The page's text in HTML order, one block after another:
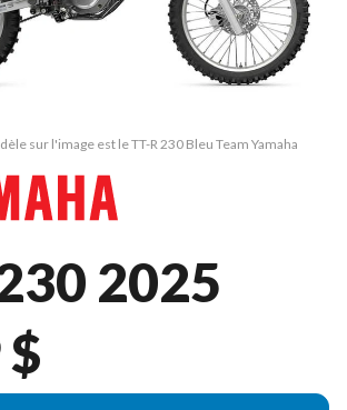
sur l'image est le TT-R 230 Bleu Team Yamaha
2025